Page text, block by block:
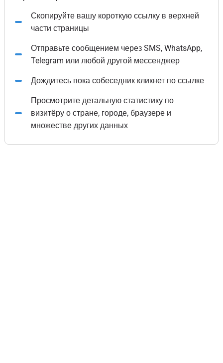
Скопируйте вашу короткую ссылку в верхней
части страницы
Отправьте сообщением через SMS, WhatsApp,
Telegram или любой другой мессенджер
Дождитесь пока собеседник кликнет по ссылке
Просмотрите детальную статистику по
визитёру о стране, городе, браузере и
множестве других данных